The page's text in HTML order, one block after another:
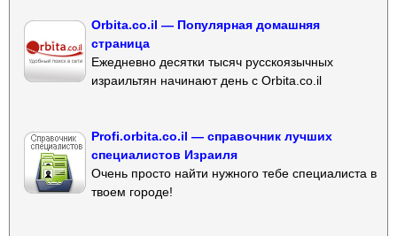
Orbita.co.il — Популярная домашняя
страница
Ежедневно десятки тысяч русскоязычных
израильтян начинают день с Orbita.co.il
Profi.orbita.co.il — справочник лучших
специалистов Израиля
Очень просто найти нужного тебе специалиста в
твоем городе!